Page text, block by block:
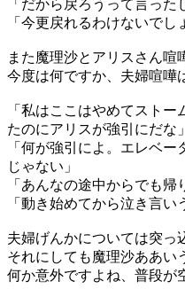
「だから戻ろうって言った
「今更戻れるわけないでし
また魔理沙とアリスさん喧
今度は何ですか、夫婦喧嘩
「私はここはやめてスト
たのにアリスが強引にだな」
「何が強引によ。エレベ
じゃない」
「あんなの途中からでも帰
「動き始めてから泣き言い
夫婦げんかについては突っ
それにしても魔理沙ああ
何か意外ですよね、普段が